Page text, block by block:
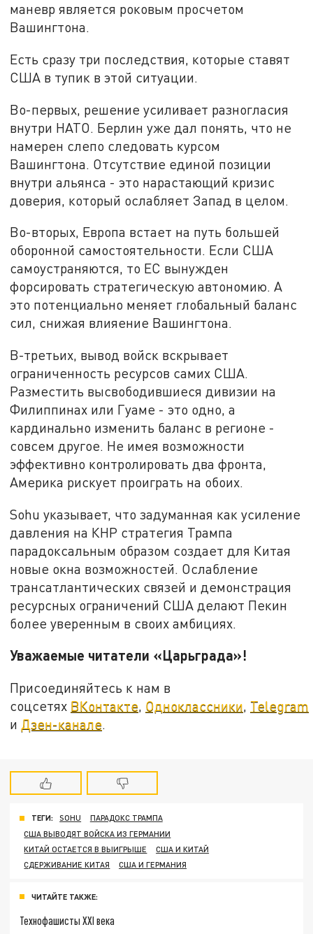
маневр является роковым просчетом
Вашингтона.
Есть сразу три последствия, которые ставят
США в тупик в этой ситуации.
Во-первых, решение усиливает разногласия
внутри НАТО. Берлин уже дал понять, что не
намерен слепо следовать курсом
Вашингтона. Отсутствие единой позиции
внутри альянса - это нарастающий кризис
доверия, который ослабляет Запад в целом.
Во-вторых, Европа встает на путь большей
оборонной самостоятельности. Если США
самоустраняются, то ЕС вынужден
форсировать стратегическую автономию. А
это потенциально меняет глобальный баланс
сил, снижая влияение Вашингтона.
В-третьих, вывод войск вскрывает
ограниченность ресурсов самих США.
Разместить высвободившиеся дивизии на
Филиппинах или Гуаме - это одно, а
кардинально изменить баланс в регионе -
совсем другое. Не имея возможности
эффективно контролировать два фронта,
Америка рискует проиграть на обоих.
Sohu указывает, что задуманная как усиление
давления на КНР стратегия Трампа
парадоксальным образом создает для Китая
новые окна возможностей. Ослабление
трансатлантических связей и демонстрация
ресурсных ограничений США делают Пекин
более уверенным в своих амбициях.
Уважаемые читатели «Царьграда»!
Присоединяйтесь к нам в
соцсетях ВКонтакте, Одноклассники, Telegram
и Дзен-канале.
ТЕГИ: SOHU
ПАРАДОКС ТРАМПА
США ВЫВОДЯТ ВОЙСКА ИЗ ГЕРМАНИИ
КИТАЙ ОСТАЕТСЯ В ВЫИГРЫШЕ
США И КИТАЙ
СДЕРЖИВАНИЕ КИТАЯ
США И ГЕРМАНИЯ
ЧИТАЙТЕ ТАКЖЕ:
Технофашисты XXI века